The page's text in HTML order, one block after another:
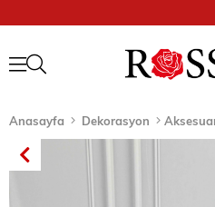
Anasayfa Dekorasyon